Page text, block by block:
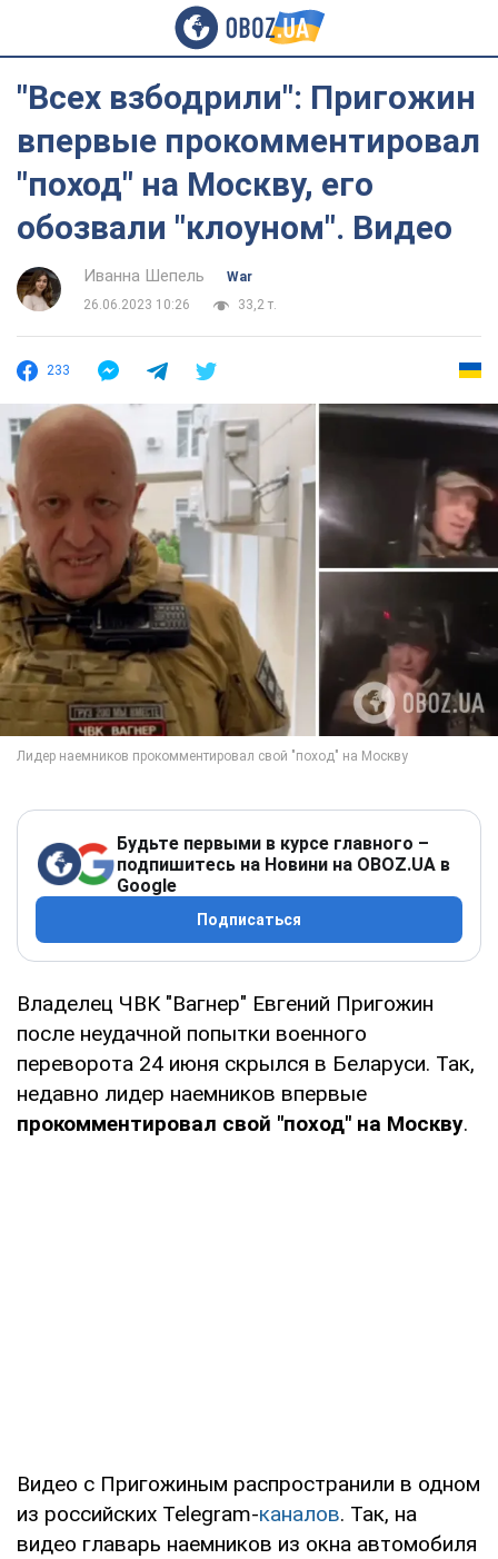
"Всех взбодрили": Пригожин
впервые прокомментировал
"поход" на Москву, его
обозвали "клоуном". Видео
Иванна Шепель
War
26.06.2023 10:26
33,2 т.
233
Будьте первыми в курсе главного –
подпишитесь на Новини на OBOZ.UA в
Google
Подписаться
Владелец ЧВК "Вагнер" Евгений Пригожин
после неудачной попытки военного
переворота 24 июня скрылся в Беларуси. Так,
недавно лидер наемников впервые
прокомментировал свой "поход" на Москву.
Видео с Пригожиным распространили в одном
из российских Telegram-каналов. Так, на
видео главарь наемников из окна автомобиля